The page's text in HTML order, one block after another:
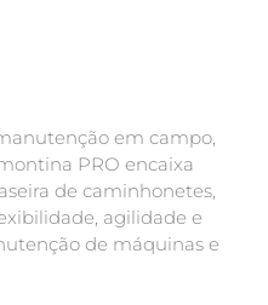
em campo,
PRO encaixa
de caminhonetes,
agilidade e
de máquinas e